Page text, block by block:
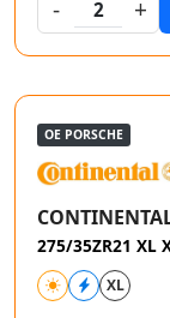
-
2 +
OE PORSCHE
275/35ZR21 XL
XL